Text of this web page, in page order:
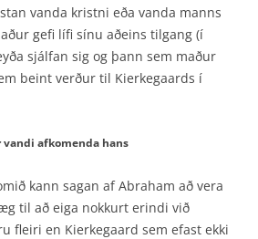
vanda kristni eða vanda manns
gefi lífi sínu aðeins tilgang (í
sjálfan sig og þann sem maður
beint verður til Kierkegaards í
vandi afkomenda hans
kann sagan af Abraham að vera
til að eiga nokkurt erindi við
fleiri en Kierkegaard sem efast ekki